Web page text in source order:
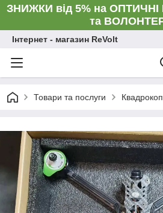
ЗНИЖКИ від 5% на
та
Інтернет - магазин ReVolt
Товари та послуги